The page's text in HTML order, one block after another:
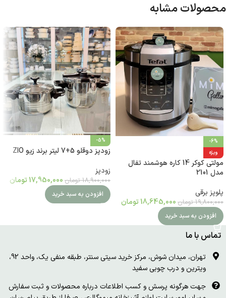
محصولات مشابه
-6%
ویژه
مولتی کوکر 14 کاره هوشمند تفال
مدل 2101
پلوپز برقی
19,800,000 تومان 18,645,000 تومان
افزودن به سبد خرید
-5%
زودپز دوقلو 5+7 لیتر برند زیو ZIO
زودپز
18,900,000 تومان 17,950,000 تومان
افزودن به سبد خرید
تماس با ما
تهران، میدان شوش، مرکز خرید سیتی سنتر، طبقه منفی یک، واحد 92،
ویترین و درب چوبی سفید
جهت هرگونه پرسش و کسب اطلاعات درباره محصولات و ثبت سفارش